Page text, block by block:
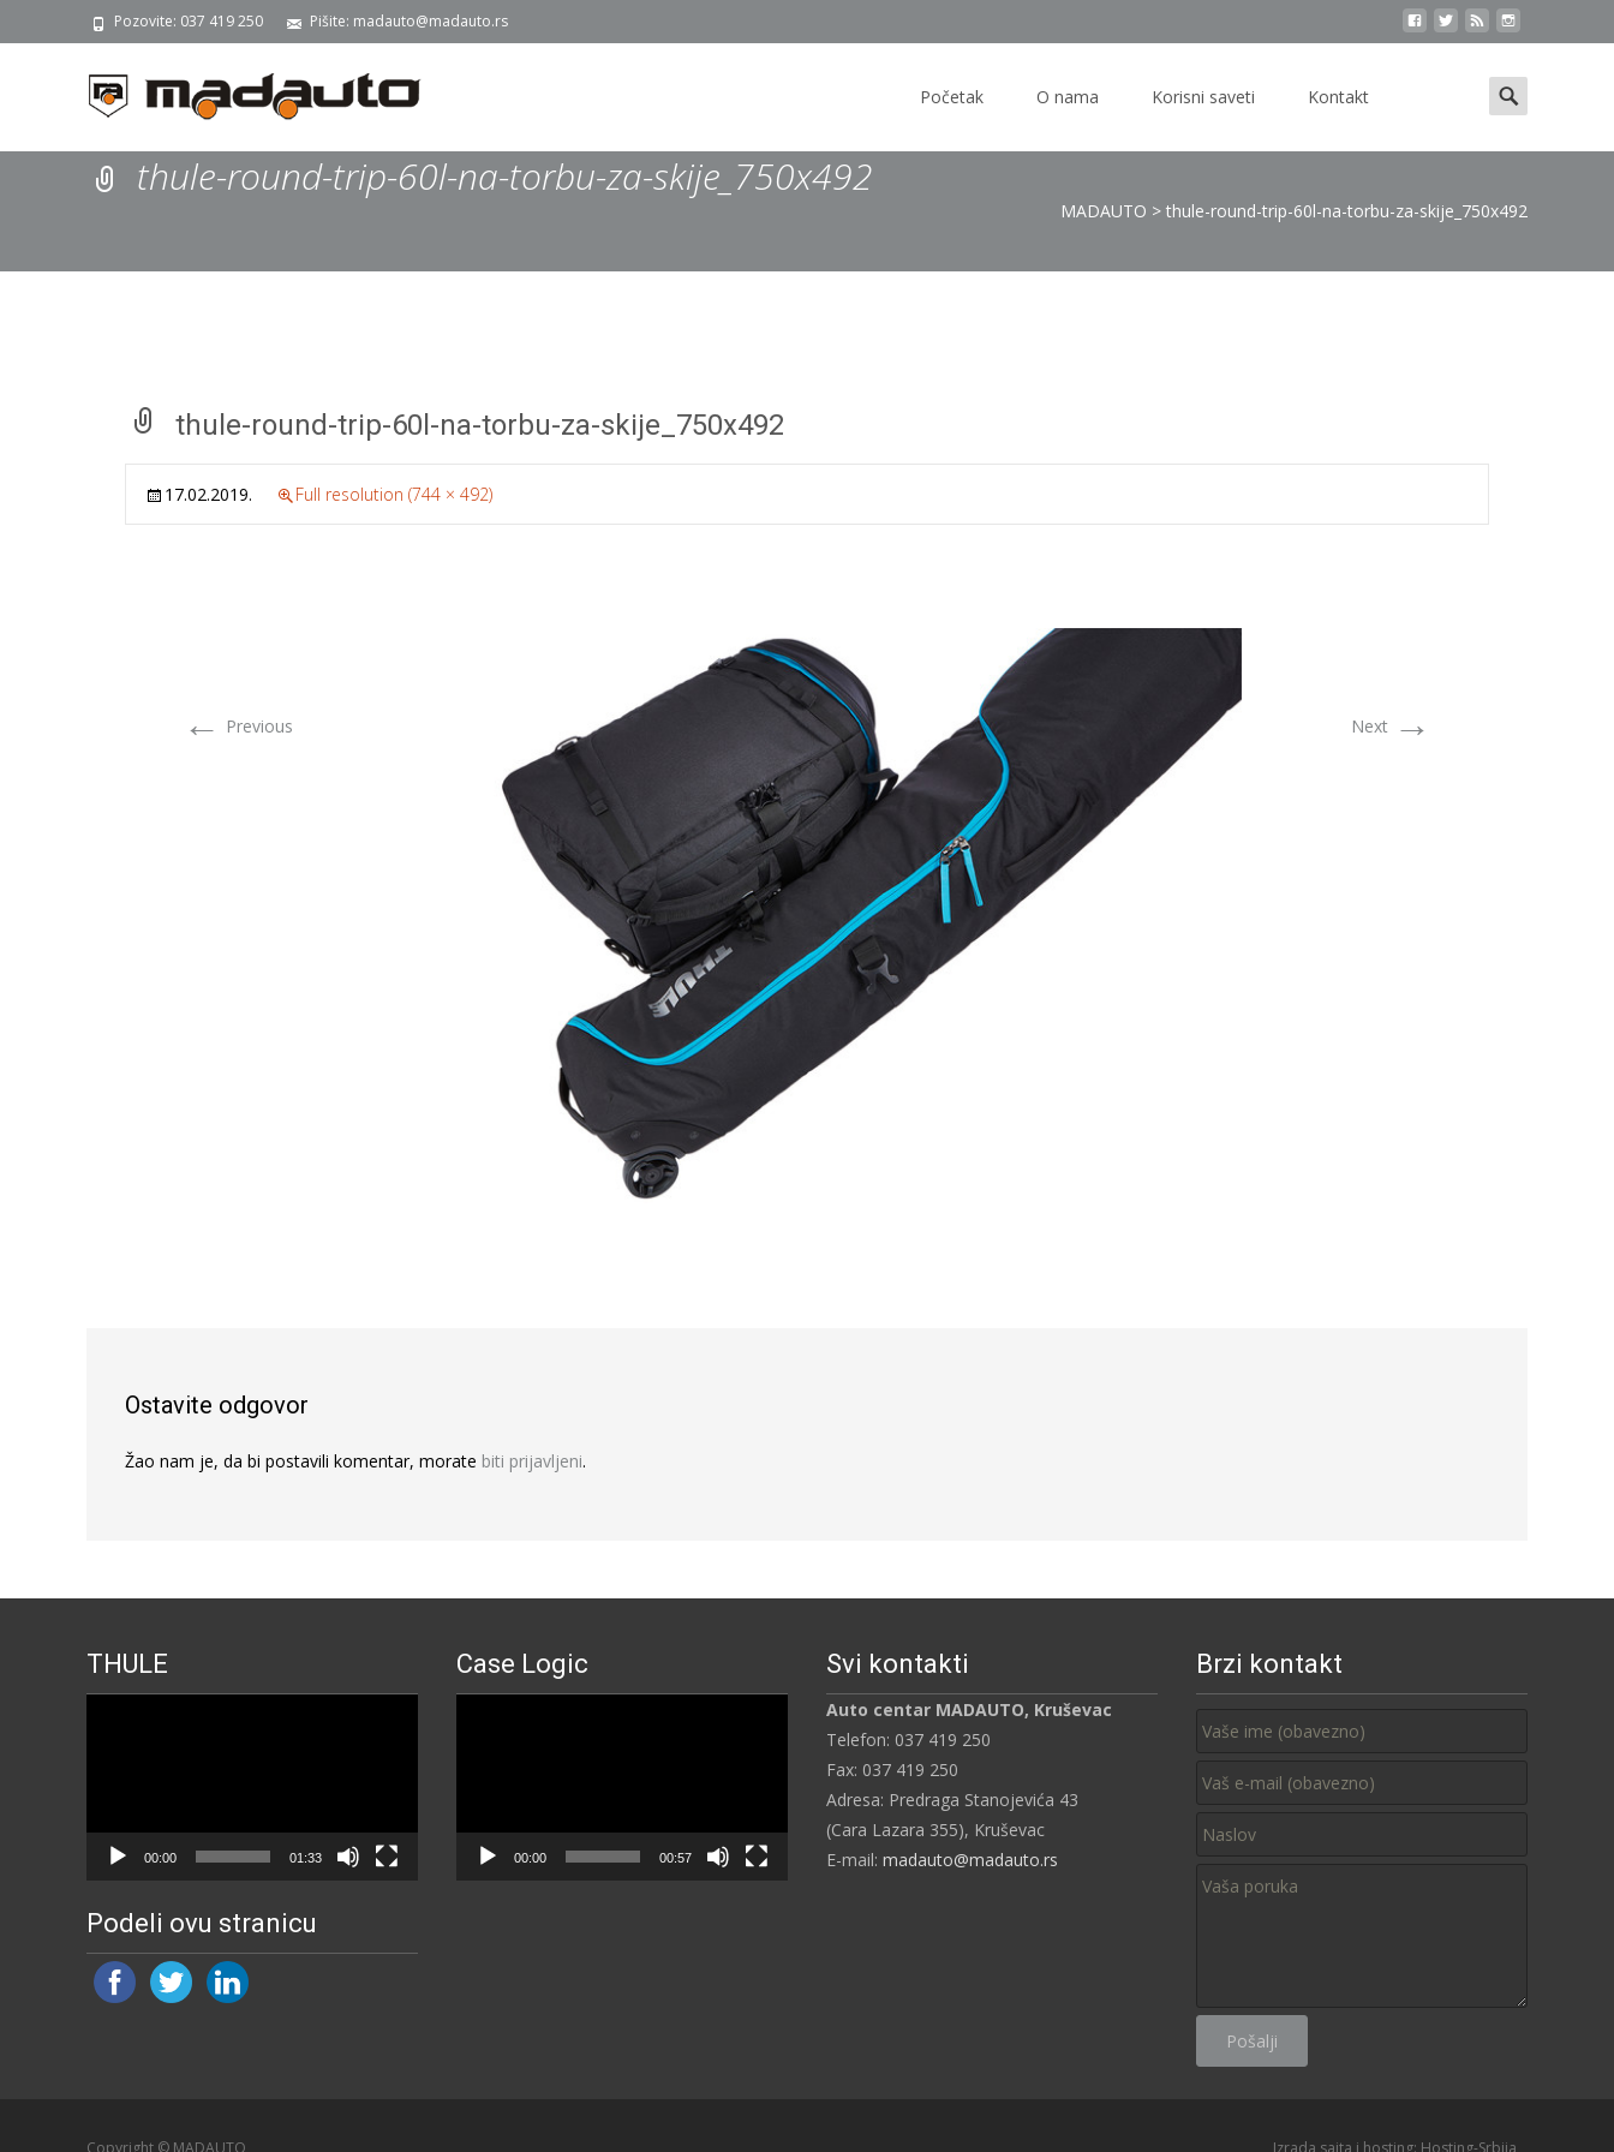
Pozovite: 037 419 250 Pišite: madauto@madauto.rs
Početak O nama Korisni saveti Kontakt
Search
for:
thule-round-trip-60l-na-torbu-za-skije_750x492
MADAUTO > thule-round-trip-60l-na-torbu-za-skije_750x492
thule-round-trip-60l-na-torbu-za-skije_750x492
17.02.2019. Full resolution (744 × 492)
← Previous Next →
Ostavite odgovor
Žao nam je, da bi postavili komentar, morate biti prijavljeni.
THULE
00:00 01:33
Case Logic
00:00 00:57
Svi kontakti
Auto centar MADAUTO, Kruševac
Telefon: 037 419 250
Fax: 037 419 250
Adresa: Predraga Stanojevića 43
(Cara Lazara 355), Kruševac
E-mail: madauto@madauto.rs
Brzi kontakt
Podeli ovu stranicu
Copyright © MADAUTO Izrada sajta i hosting: Hosting-Srbija